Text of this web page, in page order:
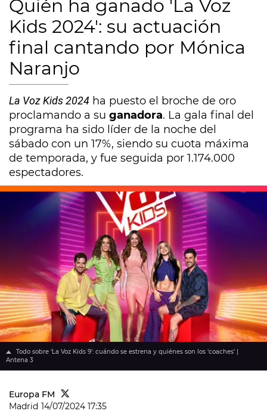
Quién ha ganado 'La Voz
Kids 2024': su actuación
final cantando por Mónica
Naranjo
La Voz Kids 2024 ha puesto el broche de oro
proclamando a su ganadora. La gala final del
programa ha sido líder de la noche del
sábado con un 17%, siendo su cuota máxima
de temporada, y fue seguida por 1.174.000
espectadores.
Todo sobre ‘La Voz Kids 9’: cuándo se estrena y quiénes son los ‘coaches’ |
Antena 3
Europa FM
Madrid 14/07/2024 17:35